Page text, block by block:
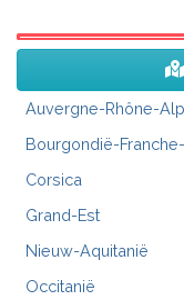
Auvergne-Rhône-
Bourgondië-
Corsica
Grand-Est
Nieuw-Aquitanië
Occitanië